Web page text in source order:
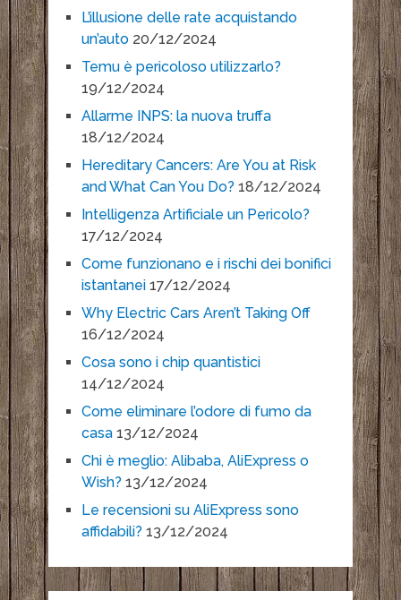
L’illusione delle rate acquistando
un’auto 20/12/2024
Temu è pericoloso utilizzarlo?
19/12/2024
Allarme INPS: la nuova truffa
18/12/2024
Hereditary Cancers: Are You at Risk
and What Can You Do? 18/12/2024
Intelligenza Artificiale un Pericolo?
17/12/2024
Come funzionano e i rischi dei bonifici
istantanei 17/12/2024
Why Electric Cars Aren’t Taking Off
16/12/2024
Cosa sono i chip quantistici
14/12/2024
Come eliminare l’odore di fumo da
casa 13/12/2024
Chi è meglio: Alibaba, AliExpress o
Wish? 13/12/2024
Le recensioni su AliExpress sono
affidabili? 13/12/2024